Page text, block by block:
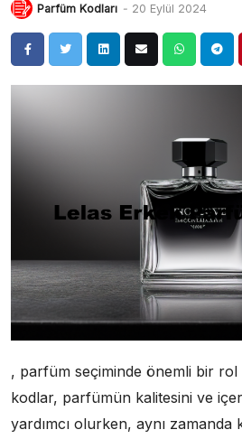
Parfüm Kodları - 20 Eylül 2024
, parfüm seçiminde önemli bir rol
kodlar, parfümün kalitesini ve
yardımcı olurken, aynı zamanda